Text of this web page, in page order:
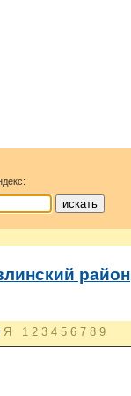
район
Я 1 2 3 4 5 6 7 8 9